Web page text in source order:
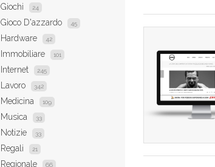
Giochi 24
Gioco D'azzardo 45
Hardware 42
Immobiliare 101
Internet 245
Lavoro 342
Medicina 109
Musica 33
Notizie 33
Regali 21
Regionale 66